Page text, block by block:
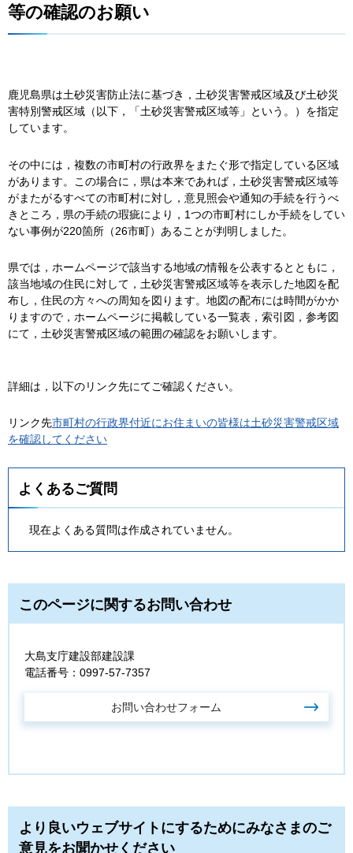
等の確認のお願い
鹿児島県は土砂災害防止法に基づき，土砂災害警戒区域及び土砂災
害特別警戒区域（以下，「土砂災害警戒区域等」という。）を指定
しています。
その中には，複数の市町村の行政界をまたぐ形で指定している区域
があります。この場合に，県は本来であれば，土砂災害警戒区域等
がまたがるすべての市町村に対し，意見照会や通知の手続を行うべ
きところ，県の手続の瑕疵により，1つの市町村にしか手続をしてい
ない事例が220箇所（26市町）あることが判明しました。
県では，ホームページで該当する地域の情報を公表するとともに，
該当地域の住民に対して，土砂災害警戒区域等を表示した地図を配
布し，住民の方々への周知を図ります。地図の配布には時間がかか
りますので，ホームページに掲載している一覧表，索引図，参考図
にて，土砂災害警戒区域の範囲の確認をお願いします。
詳細は，以下のリンク先にてご確認ください。
リンク先市町村の行政界付近にお住まいの皆様は土砂災害警戒区域
を確認してください
よくあるご質問
現在よくある質問は作成されていません。
このページに関するお問い合わせ
大島支庁建設部建設課
電話番号：0997-57-7357
より良いウェブサイトにするためにみなさまのご
意見をお聞かせください